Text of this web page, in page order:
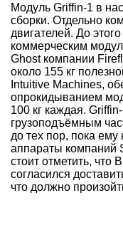
Модуль Griffin-1 в
сборки. Отдельно
двигателей. До
коммерческим
Ghost компании
около 155 кг
Intuitive Machines,
опрокидыванием
100 кг каждая.
грузоподъёмным
до тех пор, пока
аппараты компаний
стоит отметить, что
согласился
что должно